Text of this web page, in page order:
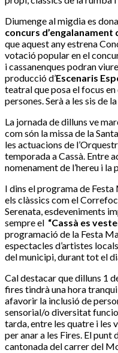
Diumenge al migdia es
concurs
que aquest any estrena
votació popular en el
i cassanenques podran
producció d’Escenaris
teatral que posa el focus
persones. Serà a les sis de
La jornada de dilluns ve
com són la missa de la
les actuacions de
temporada a Cassà. Entre
nomenament de l’hereu i la
I dins el programa de
els clàssics com el
Serenata, esdeveniments
sempre el “Cassà es
programació de la Festa
espectacles d’artistes
del municipi, durant tot el
Cal destacar que dilluns 1
fires tindrà una hora
afavorir la inclusió de
sensorial/o diversitat
tarda, entre les quatre i les
per anar a les Fires. El
cantonada del carrer del